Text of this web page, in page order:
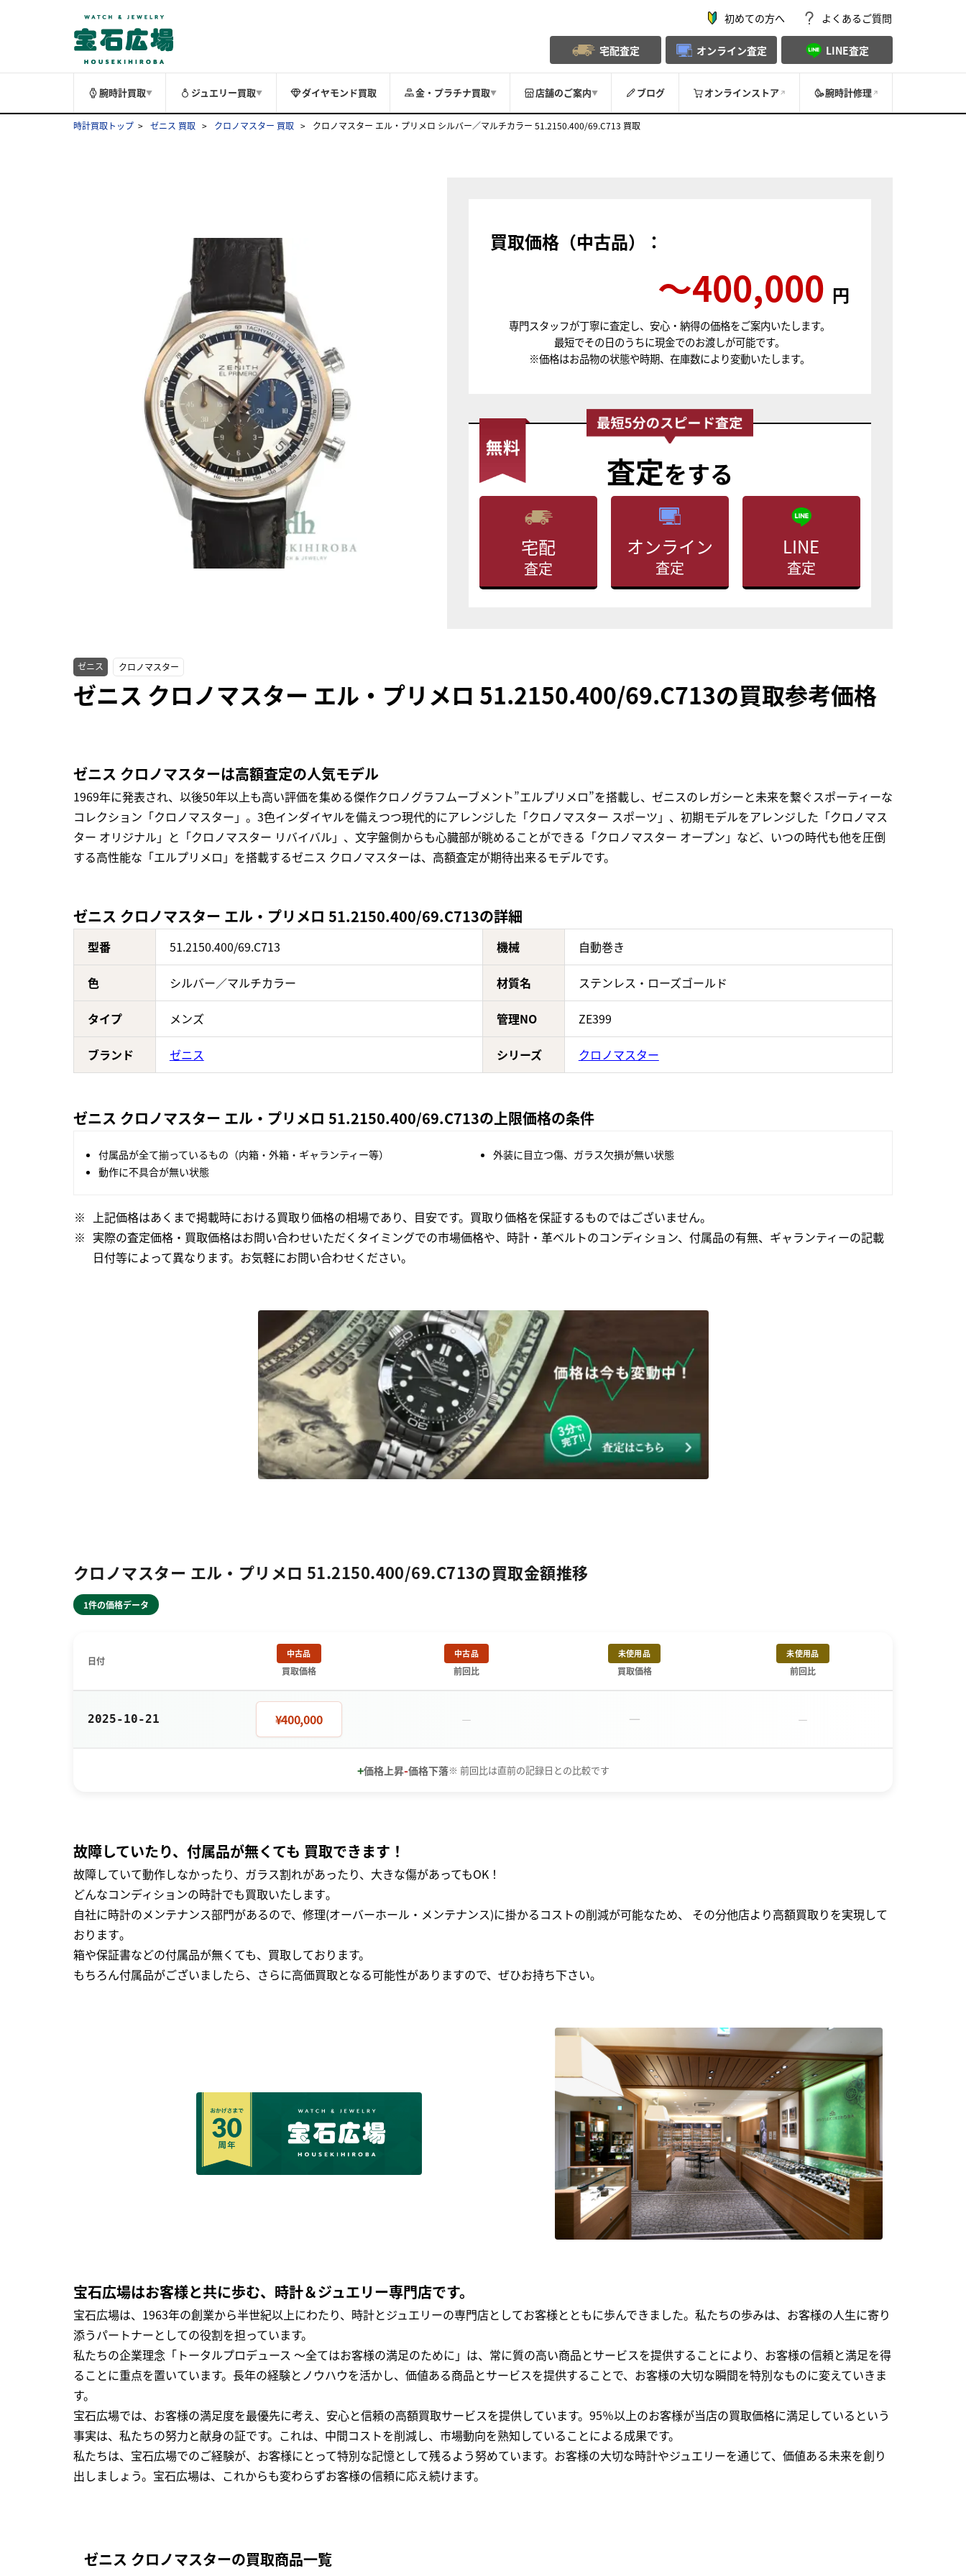
初めての方へ よくあるご質問
宅配査定 オンライン査定 LINE査定
腕時計買取▼ ジュエリー買取▼ ダイヤモンド買取 金・プラチナ買取▼ 店舗のご案内▼ ブログ オンラインストア 腕時計修理
時計買取トップ ゼニス 買取 クロノマスター 買取 クロノマスター エル・プリメロ シルバー／マルチカラー 51.2150.400/69.C713 買取
買取価格（中古品）：
〜400,000 円
専門スタッフが丁寧に査定し、安心・納得の価格をご案内いたします。
最短でその日のうちに現金でのお渡しが可能です。
※価格はお品物の状態や時期、在庫数により変動いたします。
査定をする
宅配
査定
オンライン
査定
LINE
査定
ゼニス クロノマスター
ゼニス クロノマスター エル・プリメロ 51.2150.400/69.C713の買取参考価格
ゼニス クロノマスターは高額査定の人気モデル
1969年に発表され、以後50年以上も高い評価を集める傑作クロノグラフムーブメント”エルプリメロ”を搭載し、ゼニスのレガシーと未来を繋ぐスポーティーな
コレクション「クロノマスター」。3色インダイヤルを備えつつ現代的にアレンジした「クロノマスター スポーツ」、初期モデルをアレンジした「クロノマス
ター オリジナル」と「クロノマスター リバイバル」、文字盤側からも心臓部が眺めることができる「クロノマスター オープン」など、いつの時代も他を圧倒
する高性能な「エルプリメロ」を搭載するゼニス クロノマスターは、高額査定が期待出来るモデルです。
ゼニス クロノマスター エル・プリメロ 51.2150.400/69.C713の詳細
型番 51.2150.400/69.C713 機械 自動巻き
色 シルバー／マルチカラー 材質名 ステンレス・ローズゴールド
タイプ メンズ 管理NO ZE399
ブランド ゼニス シリーズ クロノマスター
ゼニス クロノマスター エル・プリメロ 51.2150.400/69.C713の上限価格の条件
付属品が全て揃っているもの（内箱・外箱・ギャランティー等）
外装に目立つ傷、ガラス欠損が無い状態
動作に不具合が無い状態
上記価格はあくまで掲載時における買取り価格の相場であり、目安です。買取り価格を保証するものではございません。
実際の査定価格・買取価格はお問い合わせいただくタイミングでの市場価格や、時計・革ベルトのコンディション、付属品の有無、ギャランティーの記載
日付等によって異なります。お気軽にお問い合わせください。
クロノマスター エル・プリメロ 51.2150.400/69.C713の買取金額推移
1件の価格データ
日付
中古品
買取価格
中古品
前回比
未使用品
買取価格
未使用品
前回比
2025-10-21 ¥400,000 － － －
+価格上昇-価格下落※ 前回比は直前の記録日との比較です
故障していたり、付属品が無くても 買取できます！
故障していて動作しなかったり、ガラス割れがあったり、大きな傷があってもOK！
どんなコンディションの時計でも買取いたします｡
自社に時計のメンテナンス部門があるので、修理(オーバーホール・メンテナンス)に掛かるコストの削減が可能なため、 その分他店より高額買取りを実現して
おります｡
箱や保証書などの付属品が無くても、買取しております。
もちろん付属品がございましたら、さらに高価買取となる可能性がありますので、ぜひお持ち下さい｡
宝石広場はお客様と共に歩む、時計＆ジュエリー専門店です。
宝石広場は、1963年の創業から半世紀以上にわたり、時計とジュエリーの専門店としてお客様とともに歩んできました。私たちの歩みは、お客様の人生に寄り
添うパートナーとしての役割を担っています。
私たちの企業理念「トータルプロデュース ～全てはお客様の満足のために」は、常に質の高い商品とサービスを提供することにより、お客様の信頼と満足を得
ることに重点を置いています。長年の経験とノウハウを活かし、価値ある商品とサービスを提供することで、お客様の大切な瞬間を特別なものに変えていきま
す。
宝石広場では、お客様の満足度を最優先に考え、安心と信頼の高額買取サービスを提供しています。95％以上のお客様が当店の買取価格に満足しているという
事実は、私たちの努力と献身の証です。これは、中間コストを削減し、市場動向を熟知していることによる成果です。
私たちは、宝石広場でのご経験が、お客様にとって特別な記憶として残るよう努めています。お客様の大切な時計やジュエリーを通じて、価値ある未来を創り
出しましょう。宝石広場は、これからも変わらずお客様の信頼に応え続けます。
ゼニス クロノマスターの買取商品一覧